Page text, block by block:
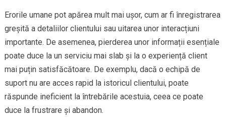
Erorile umane pot apărea mult mai ușor, cum ar fi înregistrarea
greșită a detaliilor clientului sau uitarea unor interacțiuni
importante. De asemenea, pierderea unor informații esențiale
poate duce la un serviciu mai slab și la o experiență client
mai puțin satisfăcătoare. De exemplu, dacă o echipă de
suport nu are acces rapid la istoricul clientului, poate
răspunde ineficient la întrebările acestuia, ceea ce poate
duce la frustrare și abandon.